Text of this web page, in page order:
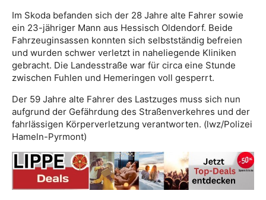
Im Skoda befanden sich der 28 Jahre alte Fahrer sowie
ein 23-jähriger Mann aus Hessisch Oldendorf. Beide
Fahrzeuginsassen konnten sich selbstständig befreien
und wurden schwer verletzt in naheliegende Kliniken
gebracht. Die Landesstraße war für circa eine Stunde
zwischen Fuhlen und Hemeringen voll gesperrt.
Der 59 Jahre alte Fahrer des Lastzuges muss sich nun
aufgrund der Gefährdung des Straßenverkehres und der
fahrlässigen Körperverletzung verantworten. (lwz/Polizei
Hameln-Pyrmont)